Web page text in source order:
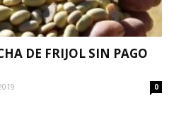
DE FRIJOL SIN PAGO
0